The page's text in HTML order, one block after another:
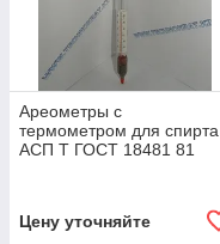
Ареометры с
термометром для спирта
АСП Т ГОСТ 18481 81
Цену уточняйте